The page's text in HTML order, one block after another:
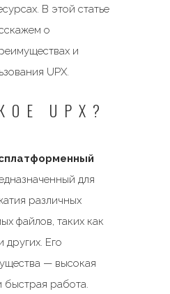
В этой статье
о
и
UPX.
UPX?
для
различных
файлов, таких как
других. Его
— высокая
быстрая работа.